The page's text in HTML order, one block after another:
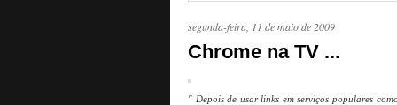
segunda-feira, 11 de maio de 2009
Chrome na TV ...
" Depois de usar links em serviços populares